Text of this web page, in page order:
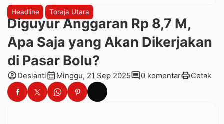
Headline Toraja Utara
Diguyur Anggaran Rp 8,7 M,
Apa Saja yang Akan Dikerjakan
di Pasar Bolu?
account_circleDesianticalendar_month Minggu, 21 Sep 2025comment0 komentarprintCetak